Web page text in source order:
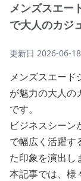
メンズスエー
で大人のカジ
更新日 2026-06-18
メンズスエード
が魅力の大人の
です。
ビジネスシーン
で幅広く活躍す
た印象を演出し
本記事では、様